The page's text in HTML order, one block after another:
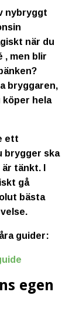
nybryggt
när du
, men blir
bryggaren,
köper hela
ett
brygger ska
tänkt. I
gå
bästa
guider:
egen